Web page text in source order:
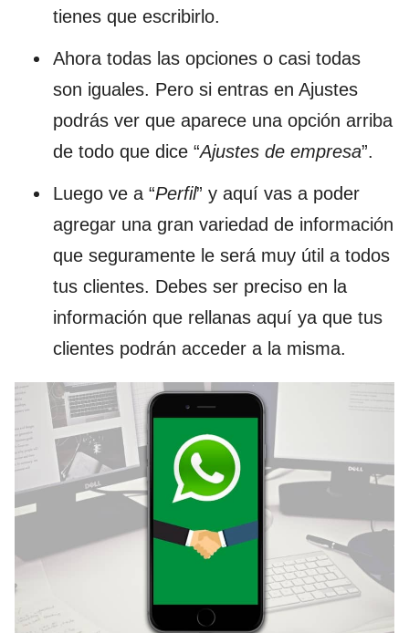
tienes que escribirlo.
Ahora todas las opciones o casi todas
son iguales. Pero si entras en Ajustes
podrás ver que aparece una opción arriba
de todo que dice “Ajustes de empresa”.
Luego ve a “Perfil” y aquí vas a poder
agregar una gran variedad de información
que seguramente le será muy útil a todos
tus clientes. Debes ser preciso en la
información que rellanas aquí ya que tus
clientes podrán acceder a la misma.